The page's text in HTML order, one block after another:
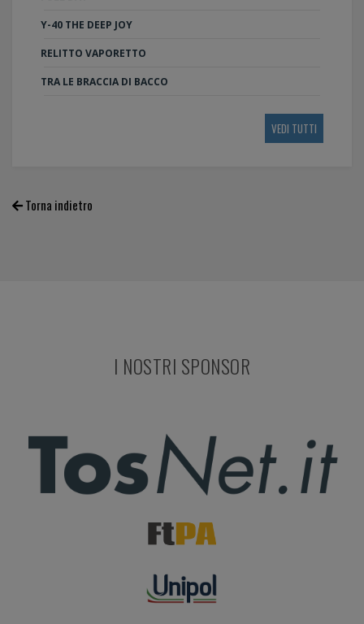
Y-40 THE DEEP JOY
RELITTO VAPORETTO
TRA LE BRACCIA DI BACCO
VEDI TUTTI
Torna indietro
I NOSTRI SPONSOR